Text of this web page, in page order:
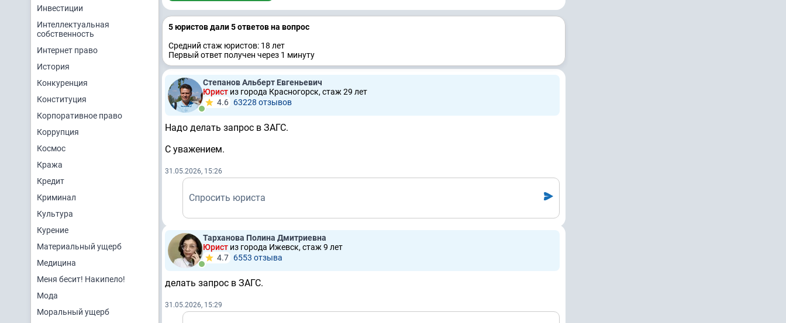
Инвестиции
Интеллектуальная
собственность
Интернет право
История
Конкуренция
Конституция
Корпоративное право
Коррупция
Космос
Кража
Кредит
Криминал
Культура
Курение
Материальный ущерб
Медицина
Меня бесит! Накипело!
Мода
Моральный ущерб
5 юристов дали 5 ответов на вопрос
Средний стаж юристов: 18 лет
Первый ответ получен через 1 минуту
Степанов Альберт Евгеньевич
Юрист из города Красногорск, стаж 29 лет
4.6 63228 отзывов
Надо делать запрос в ЗАГС.
С уважением.
31.05.2026, 15:26
Спросить юриста
Тарханова Полина Дмитриевна
Юрист из города Ижевск, стаж 9 лет
4.7 6553 отзывa
делать запрос в ЗАГС.
31.05.2026, 15:29